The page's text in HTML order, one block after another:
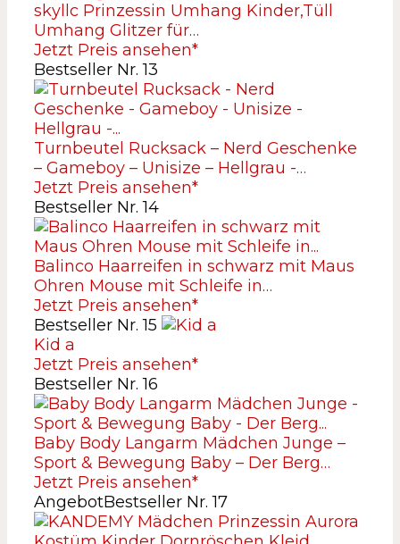
skyllc Prinzessin Umhang Kinder,Tüll
Umhang Glitzer für…
Jetzt Preis ansehen*
Bestseller Nr. 13
Turnbeutel Rucksack – Nerd Geschenke
– Gameboy – Unisize – Hellgrau -…
Jetzt Preis ansehen*
Bestseller Nr. 14
Balinco Haarreifen in schwarz mit Maus
Ohren Mouse mit Schleife in…
Jetzt Preis ansehen*
Bestseller Nr. 15
Kid a
Jetzt Preis ansehen*
Bestseller Nr. 16
Baby Body Langarm Mädchen Junge –
Sport & Bewegung Baby – Der Berg…
Jetzt Preis ansehen*
AngebotBestseller Nr. 17